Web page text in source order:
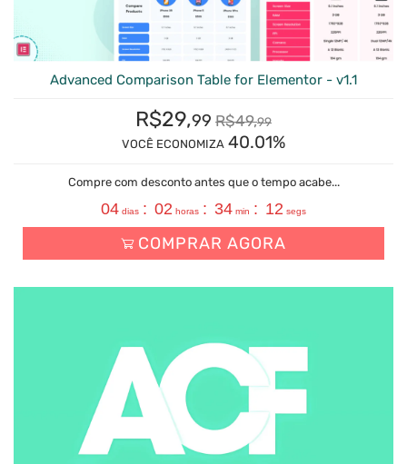
Advanced Comparison Table for Elementor - v1.1
R$29,99 R$49,99
VOCÊ ECONOMIZA 40.01%
Compre com desconto antes que o tempo acabe...
04 dias : 02 horas : 34 min : 11 segs
COMPRAR AGORA